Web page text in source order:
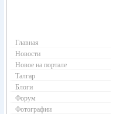
Главная
Новости
Новое на портале
Талгар
Блоги
Форум
Фотографии